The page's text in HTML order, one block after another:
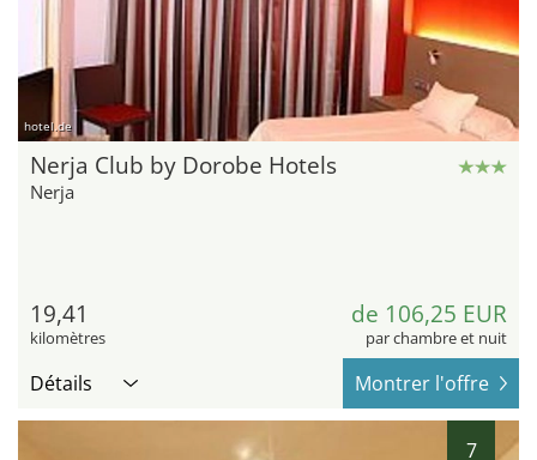
hotel.de
Nerja Club by Dorobe Hotels
Nerja
19,41
kilomètres
de 106,25 EUR
par chambre et nuit
Détails Montrer l'offre
7